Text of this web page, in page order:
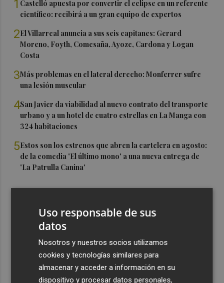
1 Castelló apuesta por convertir el eclipse en un referente
científico: recibirá a un gran equipo de expertos
2El Villarreal anuncia a sus seis capitanes: Gerard
Moreno, Foyth, Comesaña, Ayoze, Cardona y Logan
Costa
3Más problemas en el lateral derecho: Monferrer sufre
una lesión muscular
4San Javier da viabilidad al nuevo contrato del transporte
urbano y a un hotel de cuatro estrellas en La Manga con
324 habitaciones
5Estos son los estrenos que abren la cartelera en agosto:
de la comedia 'El último mono' a una nueva entrega de
'La Patrulla Canina'
Uso responsable de sus
datos
Nosotros y nuestros socios utilizamos
cookies y tecnologías similares para
almacenar y acceder a información en su
dispositivo y procesar datos personales,